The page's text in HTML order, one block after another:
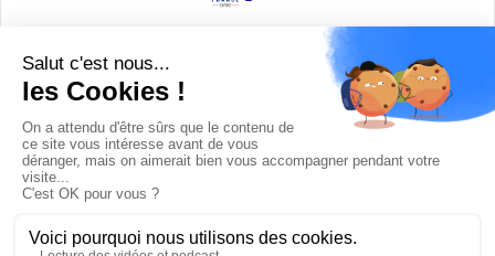
Devenir partenaire
© Copyright 2008 / 2026,DECODE MEDIA, The Innovation Media